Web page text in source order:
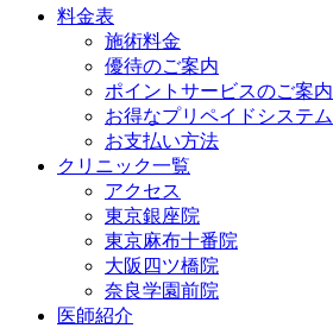
料金表
施術料金
優待のご案内
ポイントサービスのご案内
お得なプリペイドシステム
お支払い方法
クリニック一覧
アクセス
東京銀座院
東京麻布十番院
大阪四ツ橋院
奈良学園前院
医師紹介